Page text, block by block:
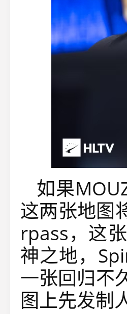
如果
这两张地图
rpass，这
神之地，
一张回归不
图上先发制